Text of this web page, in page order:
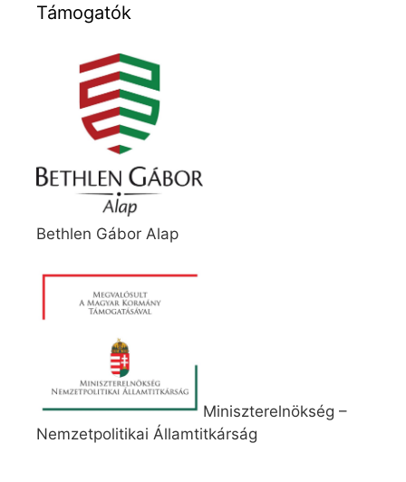
Támogatók
Bethlen Gábor Alap
Miniszterelnökség –
Nemzetpolitikai Államtitkárság